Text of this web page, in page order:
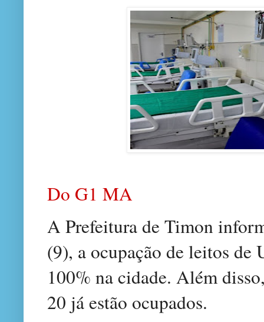
Do G1 MA
A Prefeitura de Timon
(9), a ocupação de leitos
100% na cidade. Além
20 já estão ocupados.